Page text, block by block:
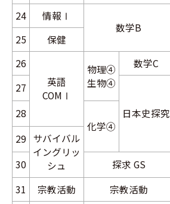
24
情報Ⅰ
数学B
25
保健
26
英語
COMⅠ
物理④
生物④
数学C
27
日本史探究
28
化学④
29 サバイバル
イングリッ
シュ
30
探求 GS
31
宗教活動 宗教活動